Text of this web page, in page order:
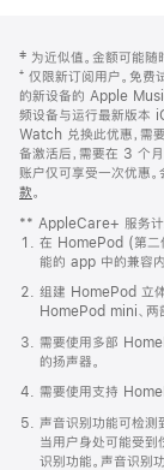
页
页
脚
注
‡ 为近似值。金额可能随
⁺ 仅限新订阅用户。免费
的新设备的 Apple
频设备与运行最新版本
Watch 兑换此优惠，需
备激活后，需要在 3 个
账户仅可享受一次优惠
款。
窗
口
中
打
开)
** AppleCare+ 服务计
在 HomePod (第二
能的 app 中的兼容内
组建 HomePod 立
HomePod mini、
需要使用多部
的扬声器。
需要使用支持
声音识别功能可检测
当用户身处可能受到
识别功能。声音识别